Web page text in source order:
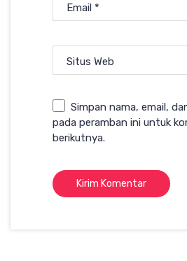
Email *
Situs Web
Simpan nama, email,
pada peramban ini untuk
berikutnya.